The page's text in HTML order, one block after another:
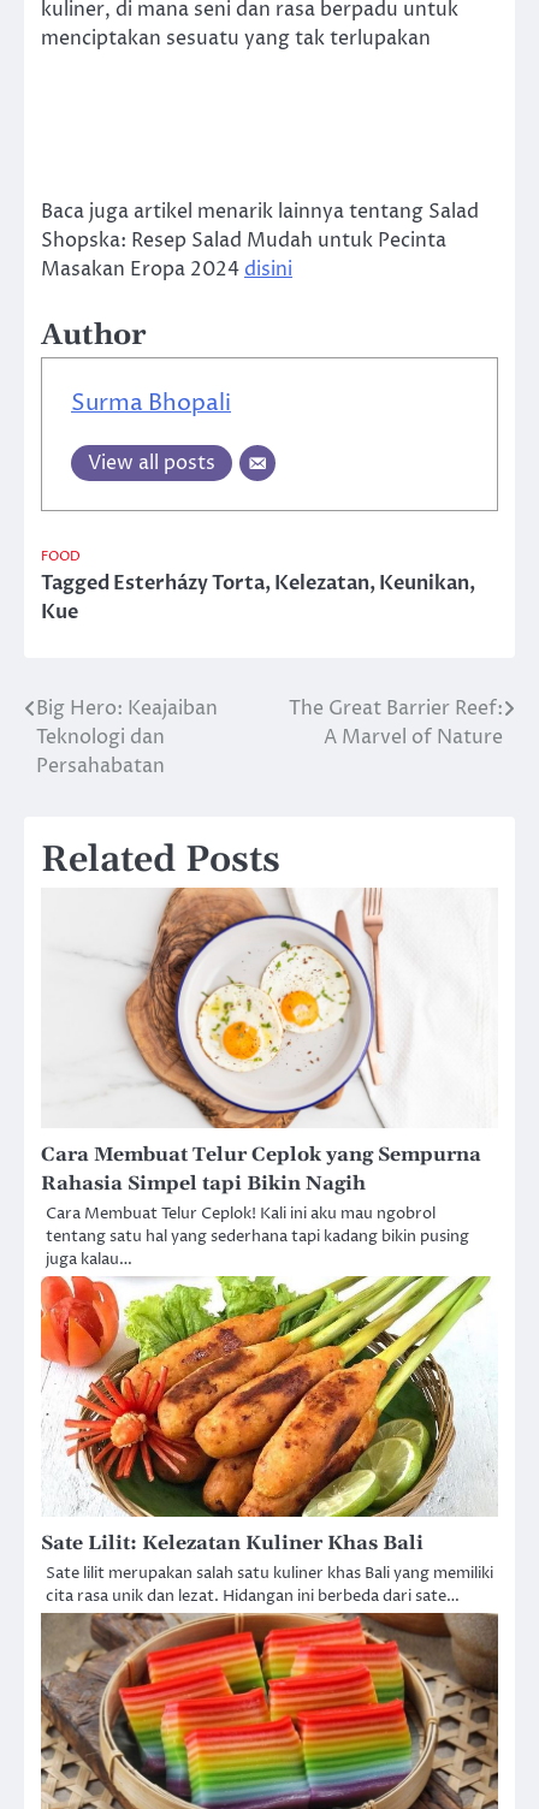
kuliner, di mana seni dan rasa berpadu untuk
menciptakan sesuatu yang tak terlupakan
Baca juga artikel menarik lainnya tentang Salad
Shopska: Resep Salad Mudah untuk Pecinta
Masakan Eropa 2024disini
Author
Surma Bhopali
View all posts
FOOD
TaggedEsterházy Torta,Kelezatan,Keunikan,
Kue
Post
navigation
Big Hero: Keajaiban
Teknologi dan
Persahabatan
The Great Barrier Reef:
A Marvel of Nature
Related Posts
Cara Membuat Telur Ceplok yang Sempurna
Rahasia Simpel tapi Bikin Nagih
Cara Membuat Telur Ceplok! Kali ini aku mau ngobrol
tentang satu hal yang sederhana tapi kadang bikin pusing
juga kalau…
Sate Lilit: Kelezatan Kuliner Khas Bali
Sate lilit merupakan salah satu kuliner khas Bali yang memiliki
cita rasa unik dan lezat. Hidangan ini berbeda dari sate…